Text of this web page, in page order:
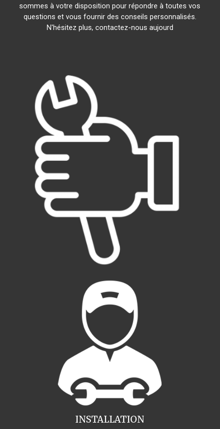
sommes à votre disposition pour répondre à toutes vos
questions et vous fournir des conseils personnalisés.
N'hésitez plus, contactez-nous aujourd
INSTALLATION